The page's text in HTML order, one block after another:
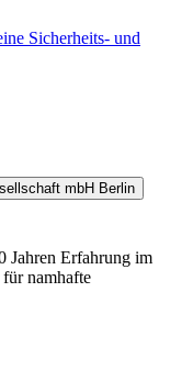
Sicherheits- und
mbH Berlin
Jahren Erfahrung im
für namhafte